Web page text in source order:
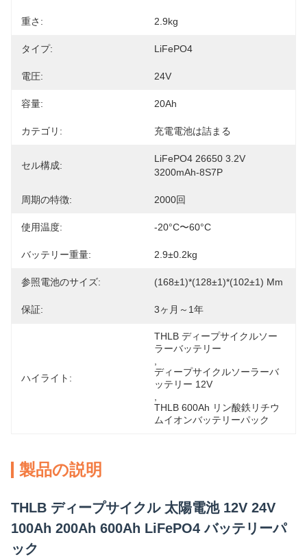
重さ: 2.9kg
タイプ: LiFePO4
電圧: 24V
容量: 20Ah
カテゴリ: 充電電池は詰まる
セル構成:
LiFePO4 26650 3.2V
3200mAh-8S7P
周期の特徴: 2000回
使用温度: -20°C〜60°C
バッテリー重量: 2.9±0.2kg
参照電池のサイズ: (168±1)*(128±1)*(102±1) Mm
保証: 3ヶ月～1年
ハイライト:
THLB ディープサイクルソー
ラーバッテリー
ディープサイクルソーラーバ
ッテリー 12V
THLB 600Ah リン酸鉄リチウ
ムイオンバッテリーパック
製品の説明
THLB ディープサイクル 太陽電池 12V 24V
100Ah 200Ah 600Ah LiFePO4 バッテリーパ
ック